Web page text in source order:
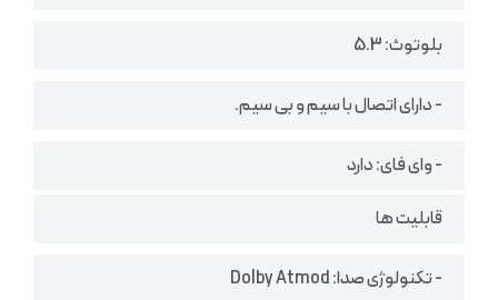
بلوتوث: 5.3
- دارای اتصال با سیم و بی سیم.
- وای فای: دارد
قابلیت ها
- تکنولوژی صدا: Dolby Atmod